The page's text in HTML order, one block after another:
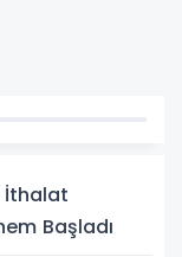
İthalat
Başladı